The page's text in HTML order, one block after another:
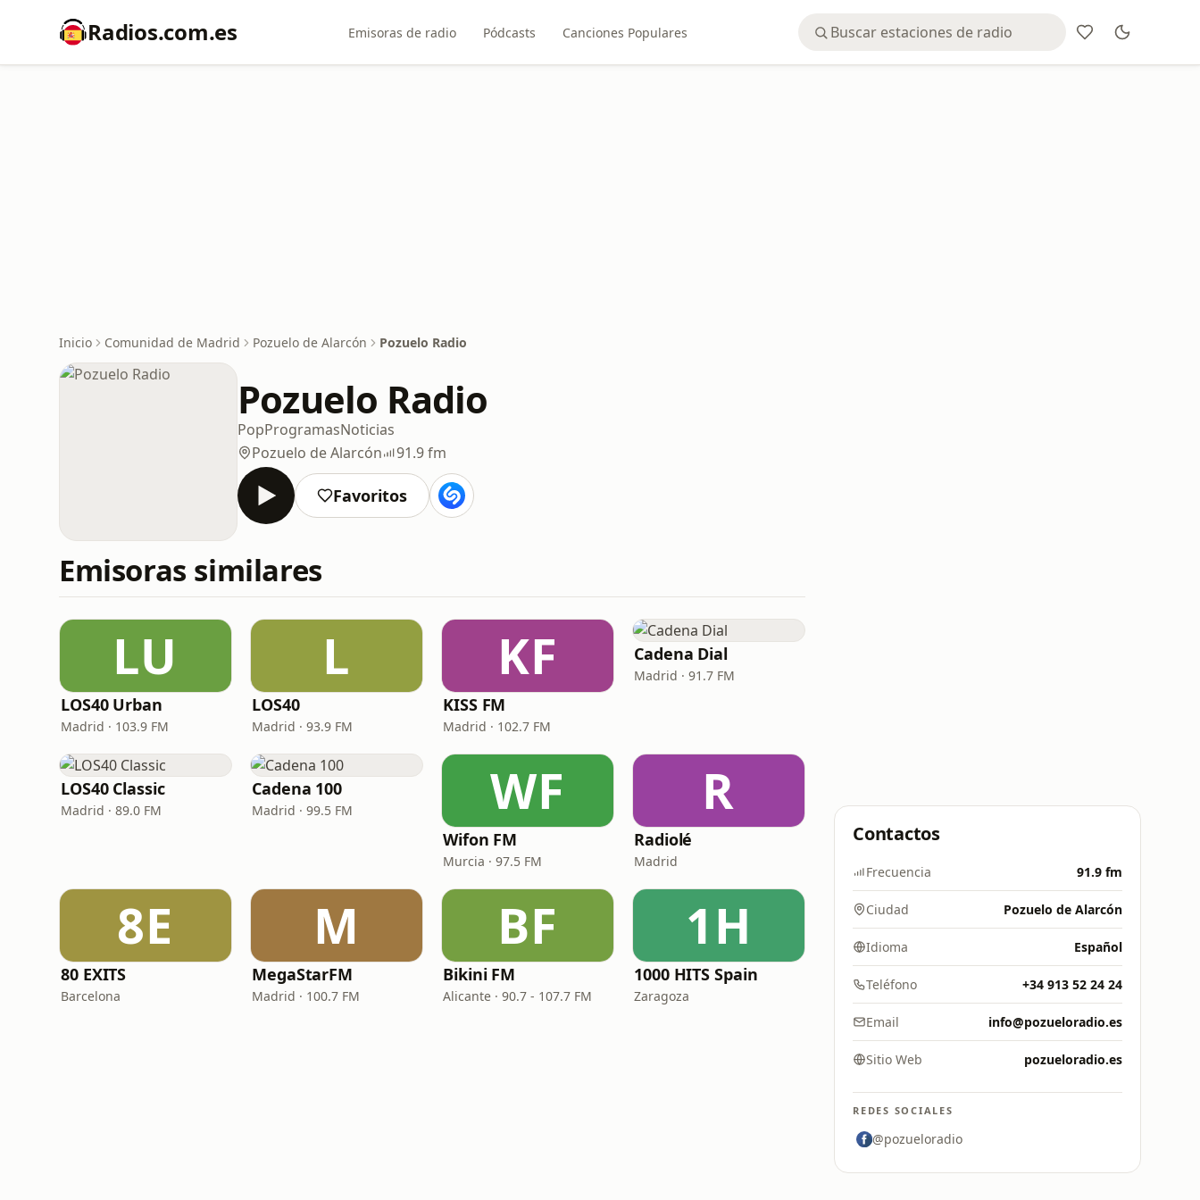
Radios.com.es Emisoras de radio Pódcasts Canciones Populares
Inicio Comunidad de Madrid Pozuelo de Alarcón Pozuelo Radio
Pozuelo Radio
PopProgramasNoticias
Pozuelo de Alarcón
91.9 fm
Favoritos
Emisoras similares
LU
LOS40 Urban
Madrid · 103.9 FM
L
LOS40
Madrid · 93.9 FM
KF
KISS FM
Madrid · 102.7 FM
Cadena Dial
Madrid · 91.7 FM
LOS40 Classic
Madrid · 89.0 FM
Cadena 100
Madrid · 99.5 FM WF
Wifon FM
Murcia · 97.5 FM
R
Radiolé
Madrid
8E
80 EXITS
Barcelona
M
MegaStarFM
Madrid · 100.7 FM
BF
Bikini FM
Alicante · 90.7 - 107.7 FM
1H
1000 HITS Spain
Zaragoza
Contactos
Frecuencia 91.9 fm
Ciudad Pozuelo de Alarcón
Idioma Español
Teléfono +34 913 52 24 24
Email info@pozueloradio.es
Sitio Web pozueloradio.es
REDES SOCIALES
@pozueloradio